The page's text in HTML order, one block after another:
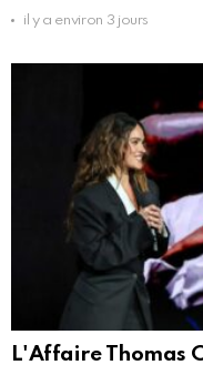
il y a environ 3 jours
L'Affaire Thomas